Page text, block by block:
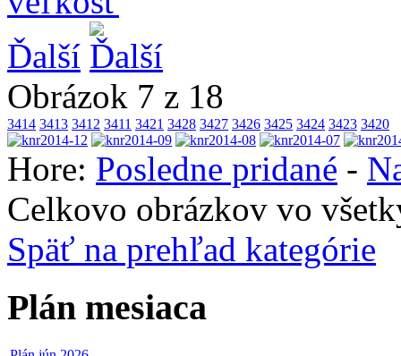
www.cvcmyjava.sk
Ďalší
Obrázok 7 z 18
3414 3413 3412 3411 3421 3428 3427 3426 3425 3424 3423 3420
Hore: Posledne pridané -
Celkovo obrázkov vo
Späť na prehľad kategórie
Plán mesiaca